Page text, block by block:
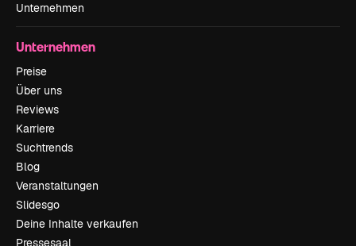
Unternehmen
Unternehmen
Preise
Über uns
Reviews
Karriere
Suchtrends
Blog
Veranstaltungen
Slidesgo
Deine Inhalte verkaufen
Pressesaal